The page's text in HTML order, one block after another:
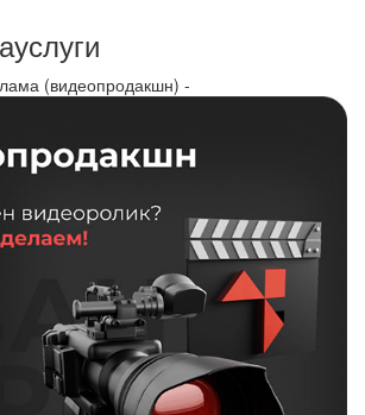
(видеопродакшн) -